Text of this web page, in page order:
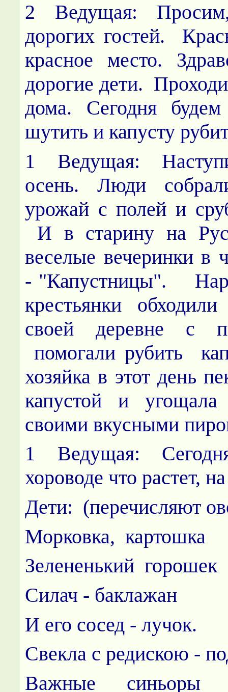
2 Ведущая:
дорогих гостей.
красное место.
дорогие дети.
дома. Сегодня
шутить и капусту
1 Ведущая:
осень. Люди
урожай с полей и
И в старину на
веселые вечеринки в
- "Капустницы".
крестьянки
своей деревне с
помогали рубить
хозяйка в этот день
капустой и угощала
своими вкусными
1 Ведущая:
хороводе что растет,
Дети: (перечисляют
Морковка, картошка
Зелененький горошек
Силач - баклажан
И его сосед - лучок.
Свекла с редискою -
Важные синьоры